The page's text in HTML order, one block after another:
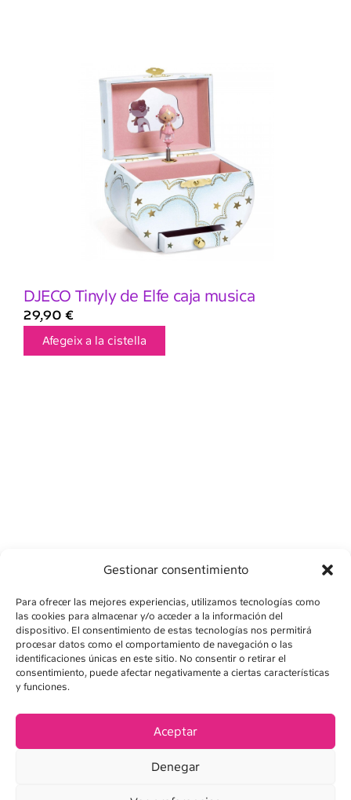
Gestionar consentimiento
Para ofrecer las mejores experiencias, utilizamos tecnologías como
las cookies para almacenar y/o acceder a la información del
dispositivo. El consentimiento de estas tecnologías nos permitirá
procesar datos como el comportamiento de navegación o las
identificaciones únicas en este sitio. No consentir o retirar el
consentimiento, puede afectar negativamente a ciertas características
y funciones.
Aceptar
Denegar
DJECO Tinyly de Elfe caja musica
29,90 €
Afegeix a la cistella
AVÍS LEGAL
POLÍTICA DE PRIVADESA
CONDICIONS DE VENDA